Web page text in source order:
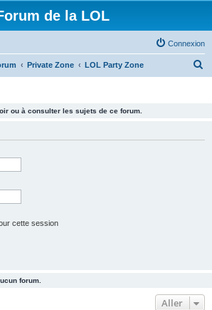
de la LOL
Connexion
Private Zone LOL Party Zone
ou à consulter les sujets de ce forum.
cette session
forum.
Aller